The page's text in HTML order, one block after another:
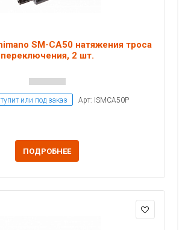
SM-CA50 натяжения троса
переключения, 2 шт.
или под заказ Арт: ISMCA50P
ПОДРОБНЕЕ